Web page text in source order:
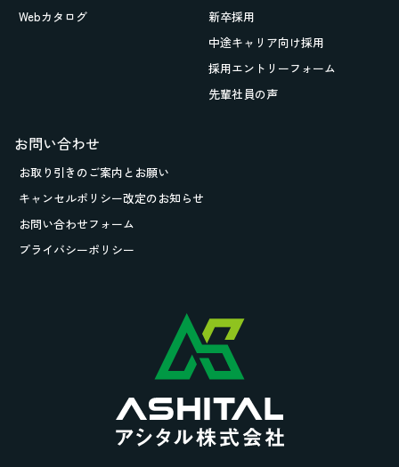
Webカタログ
新卒採用
中途キャリア向け採用
採用エントリーフォーム
先輩社員の声
お問い合わせ
お取り引きのご案内とお願い
キャンセルポリシー改定のお知らせ
お問い合わせフォーム
プライバシーポリシー